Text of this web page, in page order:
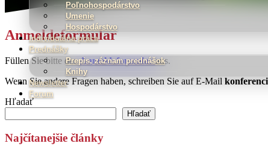
Poľnohospodárstvo
Umenie
Hospodárstvo
Individuálna práca
Prednášky
Prepis, záznam prednášok
Knihy
Newsletter
Forum
Anmeldeformular
Füllen Sie bitte dasAnmeldeformularaus.
Wenn Sie andere Fragen haben, schreiben Sie auf E-Mail
Hľadať
Hľadať
Najčítanejšie články